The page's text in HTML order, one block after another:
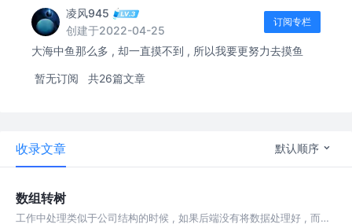
凌风945
创建于2022-04-25
订阅专栏
大海中鱼那么多 , 却一直摸不到 , 所以我要更努力去摸鱼
暂无订阅 共26篇文章
收录文章 默认顺序
数组转树
工作中处理类似于公司结构的时候 , 如果后端没有将数据处理好 , 而直